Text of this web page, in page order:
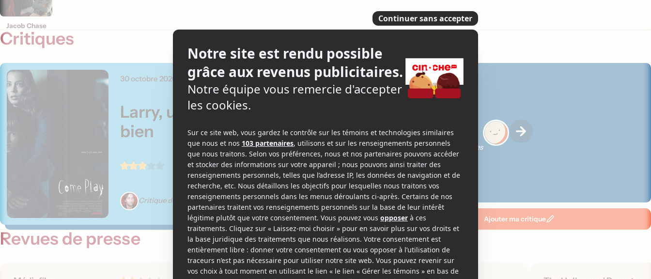
Jacob Chase
Critiques
30 octobre 2020
Larry, un ami qui vous veut du
bien
Critique de Martin Gignac
4
1 critique des membres
Ajouter ma critique
Revues de presse